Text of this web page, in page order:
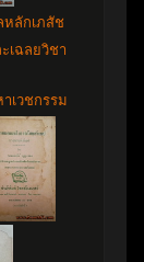
หลักเภสัช
เฉลยวิชา
เวชกรรม